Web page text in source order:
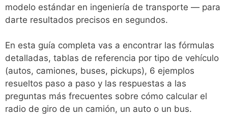
modelo estándar en ingeniería de transporte — para
darte resultados precisos en segundos.
En esta guía completa vas a encontrar las fórmulas
detalladas, tablas de referencia por tipo de vehículo
(autos, camiones, buses, pickups), 6 ejemplos
resueltos paso a paso y las respuestas a las
preguntas más frecuentes sobre cómo calcular el
radio de giro de un camión, un auto o un bus.